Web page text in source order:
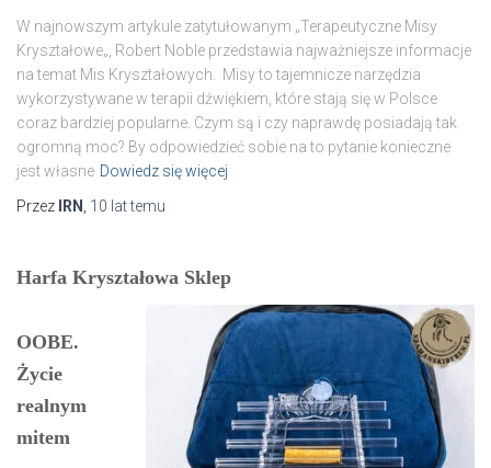
W najnowszym artykule zatytułowanym „Terapeutyczne Misy
Kryształowe„, Robert Noble przedstawia najważniejsze informacje
na temat Mis Kryształowych. Misy to tajemnicze narzędzia
wykorzystywane w terapii dźwiękiem, które stają się w Polsce
coraz bardziej popularne. Czym są i czy naprawdę posiadają tak
ogromną moc? By odpowiedzieć sobie na to pytanie konieczne
jest własne Dowiedz się więcej
Przez
IRN 10 lattemu
Harfa Kryształowa Sklep
OOBE.
Życie
realnym
mitem